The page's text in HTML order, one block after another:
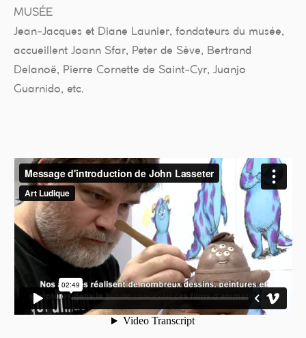
MUSÉE
Jean-Jacques et Diane Launier, fondateurs du musée,
accueillent Joann Sfar, Peter de Sève, Bertrand
Delanoë, Pierre Cornette de Saint-Cyr, Juanjo
Guarnido, etc.